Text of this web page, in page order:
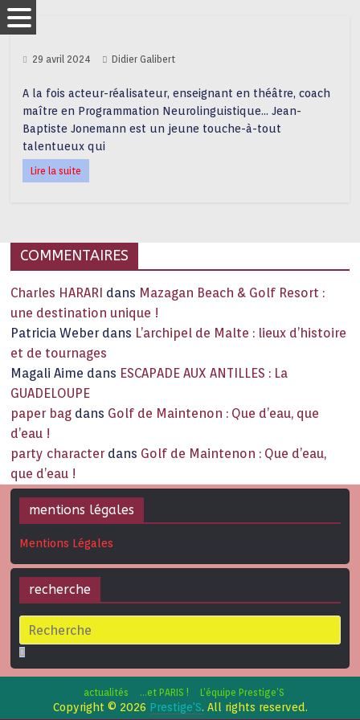
29 avril 2024 Didier Galibert
A la fois acteur-réalisateur, enseignant en théâtre, coach
maître en Programmation Neurolinguistique… Jean-
Baptiste Jonemann est un jeune touche-à-tout
talentueux qui
Lire la suite
COMMENTAIRES
Charles HARARI dans Mazagan Beach & Golf Resort :
une destination unique !
Patricia Weber dans L’archipel de Malte : lieux d’histoire
et de tournages
Magali Aime dans ESCAPADE AUX ANTILLES : La
GUADELOUPE
paper bag dans Golf de Maintenon : Que d’eau, que
d’eau !
party character dans Golf de Maintenon : Que d’eau,
que d’eau !
mentions légales
Mentions Légales
recherche
actualités …et PARIS ! L’équipe Prestige’S
Copyright © 2026 Prestige'S. All rights reserved.